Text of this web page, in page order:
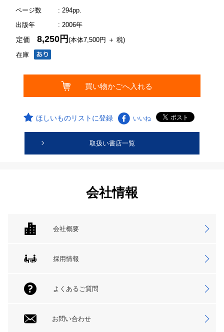
ページ数
: 294pp.
出版年
: 2006年
在庫
定価8,250円(本体7,500円 ＋ 税)
ほしいものリストに登録 いいね
取扱い書店一覧
会社情報
会社概要
採用情報
よくあるご質問
お問い合わせ